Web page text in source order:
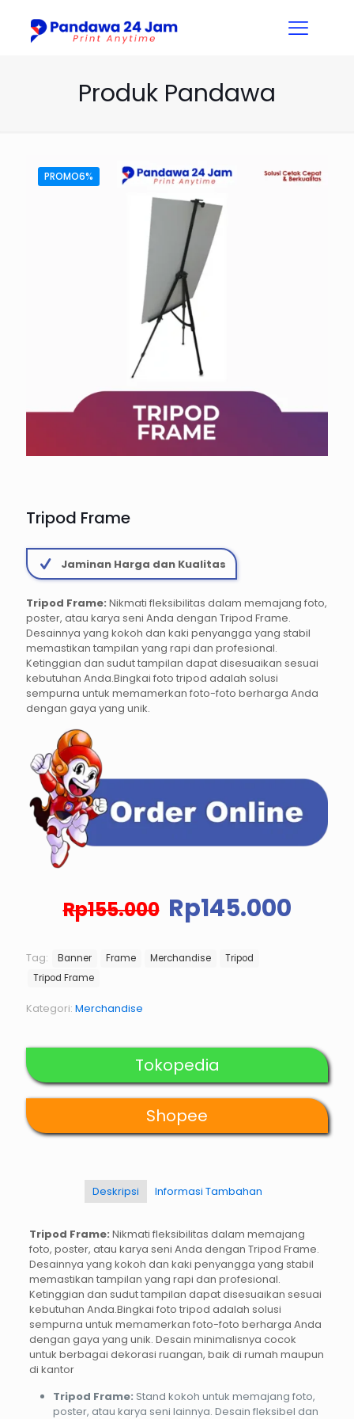
Produk Pandawa
PROMO6%
Tripod Frame
Jaminan Harga dan Kualitas
Tripod Frame: Nikmati fleksibilitas dalam memajang foto,
poster, atau karya seni Anda dengan Tripod Frame.
Desainnya yang kokoh dan kaki penyangga yang stabil
memastikan tampilan yang rapi dan profesional.
Ketinggian dan sudut tampilan dapat disesuaikan sesuai
kebutuhan Anda.Bingkai foto tripod adalah solusi
sempurna untuk memamerkan foto-foto berharga Anda
dengan gaya yang unik.
Rp155.000 Harga
aslinya
Rp155.000.
Rp145.000saat
Tag: Banner Frame Merchandise
Tripod
Tripod Frame
Kategori: Merchandise
Tokopedia
Shopee
Deskripsi Informasi Tambahan
Tripod Frame: Nikmati fleksibilitas dalam memajang
foto, poster, atau karya seni Anda dengan Tripod Frame.
Desainnya yang kokoh dan kaki penyangga yang stabil
memastikan tampilan yang rapi dan profesional.
Ketinggian dan sudut tampilan dapat disesuaikan sesuai
kebutuhan Anda.Bingkai foto tripod adalah solusi
sempurna untuk memamerkan foto-foto berharga Anda
dengan gaya yang unik. Desain minimalisnya cocok
untuk berbagai dekorasi ruangan, baik di rumah maupun
di kantor
Tripod Frame: Stand kokoh untuk memajang foto,
poster, atau karya seni lainnya. Desain fleksibel dan